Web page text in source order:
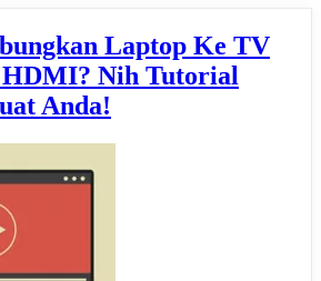
Laptop Ke TV
HDMI? Nih Tutorial
Anda!